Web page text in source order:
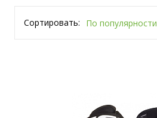
Сортировать: По популярности